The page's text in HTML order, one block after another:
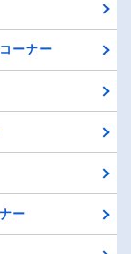
ーナー
ー